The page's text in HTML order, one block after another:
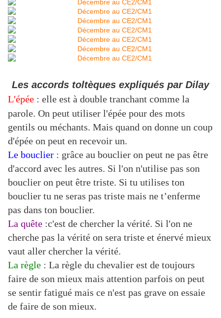
Les accords toltèques expliqués par Dilay
L'épée : elle est à double tranchant comme la
parole. On peut utiliser l'épée pour des mots
gentils ou méchants. Mais quand on donne un coup
d'épée on peut en recevoir un.
Le bouclier : grâce au bouclier on peut ne pas être
d'accord avec les autres. Si l'on n'utilise pas son
bouclier on peut être triste. Si tu utilises ton
bouclier tu ne seras pas triste mais ne t’enferme
pas dans ton bouclier.
La quête :c'est de chercher la vérité. Si l'on ne
cherche pas la vérité on sera triste et énervé mieux
vaut aller chercher la vérité.
La règle : La règle du chevalier est de toujours
faire de son mieux mais attention parfois on peut
se sentir fatigué mais ce n'est pas grave on essaie
de faire de son mieux.